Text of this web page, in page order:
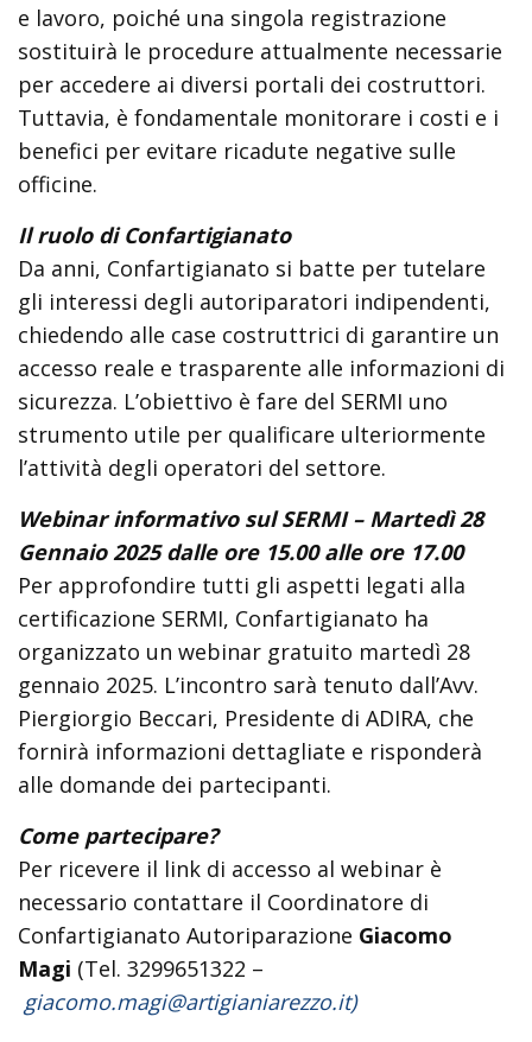
e lavoro, poiché una singola registrazione
sostituirà le procedure attualmente necessarie
per accedere ai diversi portali dei costruttori.
Tuttavia, è fondamentale monitorare i costi e i
benefici per evitare ricadute negative sulle
officine.
Il ruolo di Confartigianato
Da anni, Confartigianato si batte per tutelare
gli interessi degli autoriparatori indipendenti,
chiedendo alle case costruttrici di garantire un
accesso reale e trasparente alle informazioni di
sicurezza. L’obiettivo è fare del SERMI uno
strumento utile per qualificare ulteriormente
l’attività degli operatori del settore.
Webinar informativo sul SERMI – Martedì 28
Gennaio 2025 dalle ore 15.00 alle ore 17.00
Per approfondire tutti gli aspetti legati alla
certificazione SERMI, Confartigianato ha
organizzato un webinar gratuito martedì 28
gennaio 2025. L’incontro sarà tenuto dall’Avv.
Piergiorgio Beccari, Presidente di ADIRA, che
fornirà informazioni dettagliate e risponderà
alle domande dei partecipanti.
Come partecipare?
Per ricevere il link di accesso al webinar è
necessario contattare il Coordinatore di
Confartigianato Autoriparazione Giacomo
Magi (Tel. 3299651322 –
giacomo.magi@artigianiarezzo.it)